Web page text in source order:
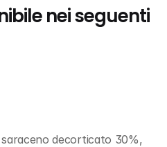
nei seguenti
decorticato 30%,